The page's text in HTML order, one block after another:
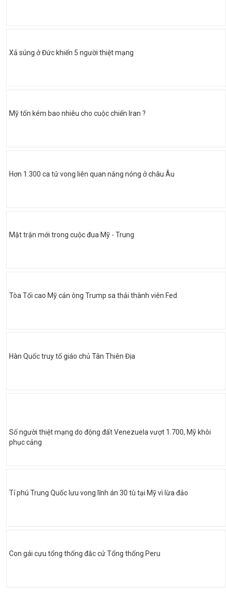
Xả súng ở Đức khiến 5 người thiệt mạng
Mỹ tốn kém bao nhiêu cho cuộc chiến Iran ?
Hơn 1.300 ca tử vong liên quan nắng nóng ở châu Âu
Mặt trận mới trong cuộc đua Mỹ - Trung
Tòa Tối cao Mỹ cản ông Trump sa thải thành viên Fed
Hàn Quốc truy tố giáo chủ Tân Thiên Địa
Số người thiệt mạng do động đất Venezuela vượt 1.700, Mỹ khôi
phục cảng
Tỉ phú Trung Quốc lưu vong lĩnh án 30 tù tại Mỹ vì lừa đảo
Con gái cựu tổng thống đắc cử Tổng thống Peru